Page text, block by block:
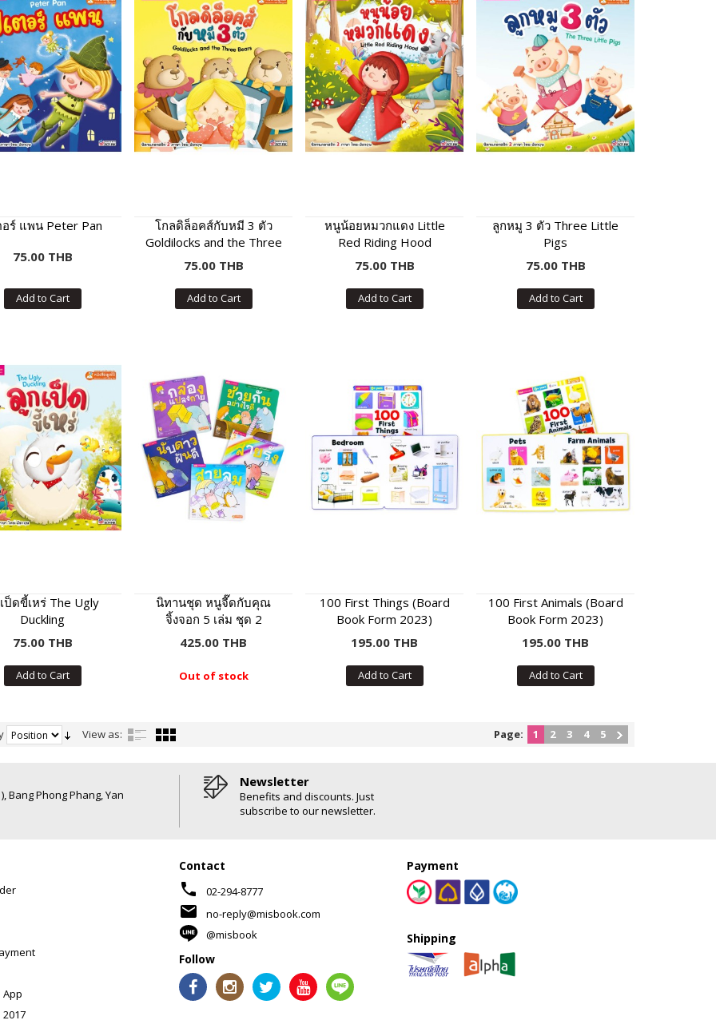
อร์ แพน Peter Pan
75.00 THB
Add to Cart
โกลดิล็อคส์กับหมี 3 ตัว
Goldilocks and the Three
Bears
75.00 THB
Add to Cart
หนูน้อยหมวกแดง Little
Red Riding Hood
75.00 THB
Add to Cart
ลูกหมู 3 ตัว Three Little
Pigs
75.00 THB
Add to Cart
ป็ดขี้เหร่ The Ugly
Duckling
75.00 THB
Add to Cart
นิทานชุด หนูจี๊ดกับคุณ
จิ้งจอก 5 เล่ม ชุด 2
425.00 THB
Out of stock
100 First Things (Board
Book Form 2023)
195.00 THB
Add to Cart
100 First Animals (Board
Book Form 2023)
195.00 THB
Add to Cart
View as: Page: 1 2 3 4 5
Bang Phong Phang, Yan
Newsletter
Benefits and discounts. Just
subscribe to our newsletter.
Contact
phone 02-294-8777
mail
no-reply@misbook.com
@misbook
Follow
Payment
Shipping